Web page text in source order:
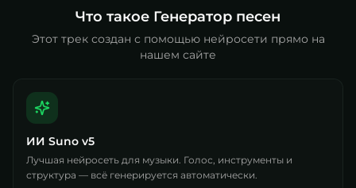
Что такое Генератор песен
Этот трек создан с помощью нейросети прямо на
нашем сайте
ИИ Suno v5
Лучшая нейросеть для музыки. Голос, инструменты и
структура — всё генерируется автоматически.